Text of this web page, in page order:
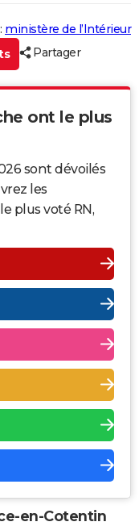
ministère de l’Intérieur
Partager
ont le plus
sont dévoilés
les
plus voté RN,
en-Cotentin